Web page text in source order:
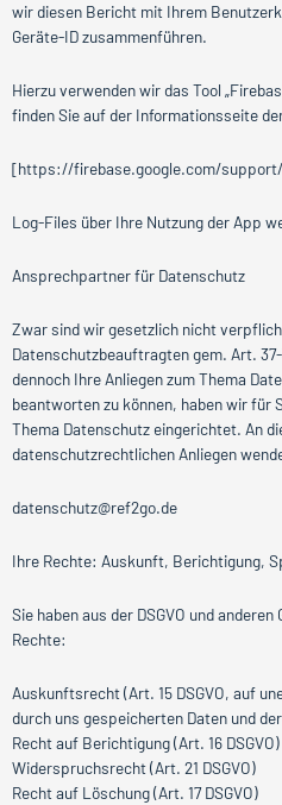
wir diesen Bericht mit Ihrem
Geräte-ID zusammenführen.
Hierzu verwenden wir das Tool
finden Sie auf der Informationsseite
[https://firebase.google.com/
Log-Files über Ihre Nutzung der App
Ansprechpartner für Datenschutz
Zwar sind wir gesetzlich nicht
Datenschutzbeauftragten gem. Art.
dennoch Ihre Anliegen zum Thema
beantworten zu können, haben wir für
Thema Datenschutz eingerichtet. An
datenschutzrechtlichen Anliegen
datenschutz@ref2go.de
Ihre Rechte: Auskunft, Berichtigung,
Sie haben aus der DSGVO und
Rechte:
Auskunftsrecht (Art. 15 DSGVO, auf
durch uns gespeicherten Daten und
Recht auf Berichtigung (Art. 16 DSGVO)
Widerspruchsrecht (Art. 21 DSGVO)
Recht auf Löschung (Art. 17 DSGVO)